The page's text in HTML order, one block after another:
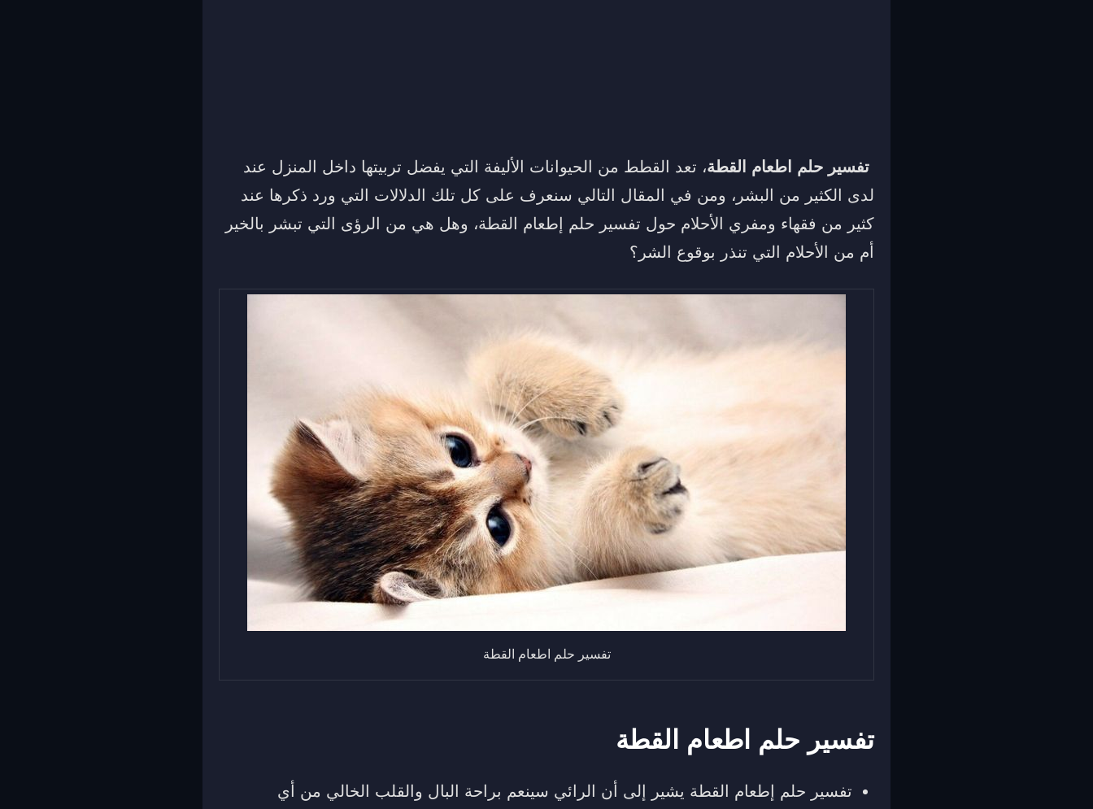
تفسير حلم اطعام القطة، تعد القطط من الحيوانات الأليفة التي يفضل تربيتها داخل المنزل عند
لدى الكثير من البشر، ومن في المقال التالي سنعرف على كل تلك الدلالات التي ورد ذكرها عند
كثير من فقهاء ومفري الأحلام حول تفسير حلم إطعام القطة، وهل هي من الرؤى التي تبشر بالخير
أم من الأحلام التي تنذر بوقوع الشر؟
تفسير حلم اطعام القطة
تفسير حلم اطعام القطة
تفسير حلم إطعام القطة يشير إلى أن الرائي سينعم براحة البال والقلب الخالي من أي